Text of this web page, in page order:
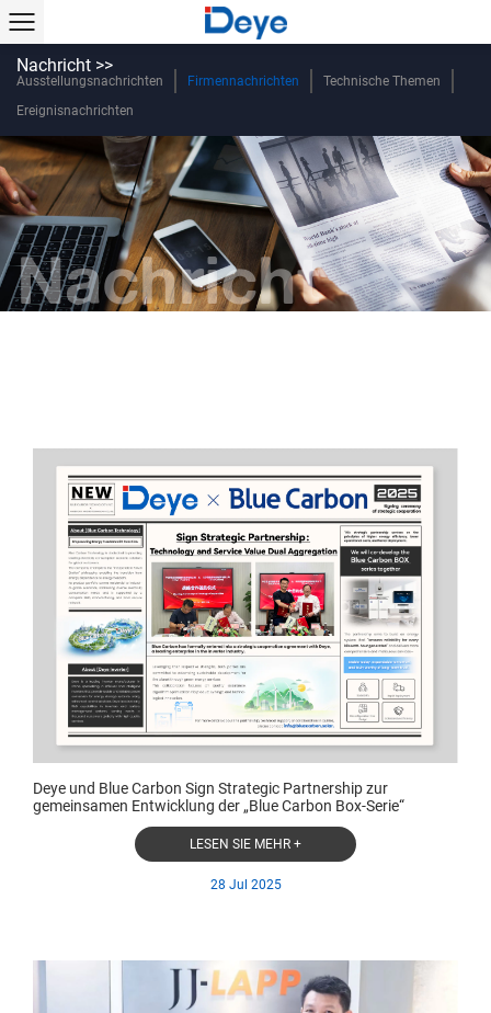
Nachricht >>
Ausstellungsnachrichten Firmennachrichten
Technische Themen
Ereignisnachrichten
Nachricht
Deye und Blue Carbon Sign Strategic Partnership zur
gemeinsamen Entwicklung der „Blue Carbon Box-Serie“
LESEN SIE MEHR +
28 Jul 2025